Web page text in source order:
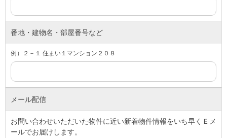
番地・建物名・部屋番号など
例）２－１ 住まい１マンション２０８
メール配信
お問い合わせいただいた物件に近い新着物件情報をいち早くＥメ
ールでお届けします。